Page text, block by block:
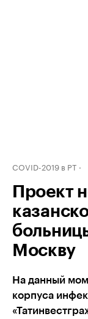
COVID-2019 в РТ
Проект
Москву
На данный
корпуса